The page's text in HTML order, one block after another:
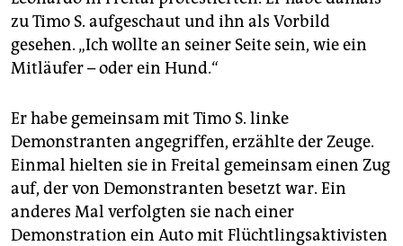
zu Timo S. aufgeschaut und ihn als Vorbild
gesehen. „Ich wollte an seiner Seite sein, wie ein
Mitläufer – oder ein Hund.“
Er habe gemeinsam mit Timo S. linke
Demonstranten angegriffen, erzählte der Zeuge.
Einmal hielten sie in Freital gemeinsam einen Zug
auf, der von Demonstranten besetzt war. Ein
anderes Mal verfolgten sie nach einer
Demonstration ein Auto mit Flüchtlingsaktivisten